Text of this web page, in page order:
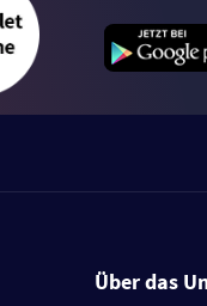
Über das